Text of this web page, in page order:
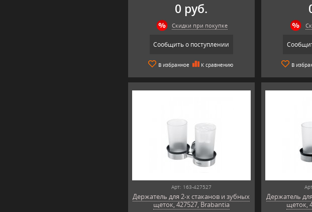
0 руб.
Скидки при покупке
Сообщить о поступлении
В избранное К сравнению В
Арт: 163-427527
Держатель для 2-х стаканов и зубных
щеток, 427527, Brabantia
Держатель
щеток,